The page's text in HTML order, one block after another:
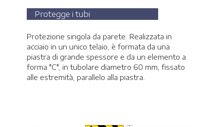
Protegge i tubi
Protezione singola da parete. Realizzata in
acciaio in un unico telaio, è formata da una
piastra di grande spessore e da un elemento a
forma "C", in tubolare diametro 60 mm, fissato
alle estremità, parallelo alla piastra.